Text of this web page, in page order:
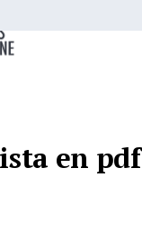
en pdf